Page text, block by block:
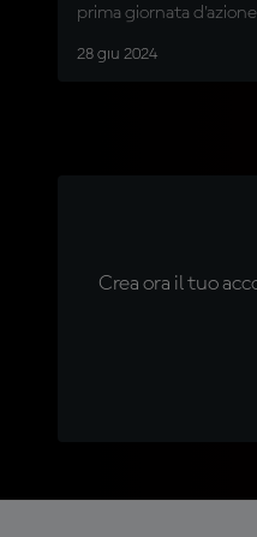
prima giornata
28 giu 2024
Crea ora il tuo